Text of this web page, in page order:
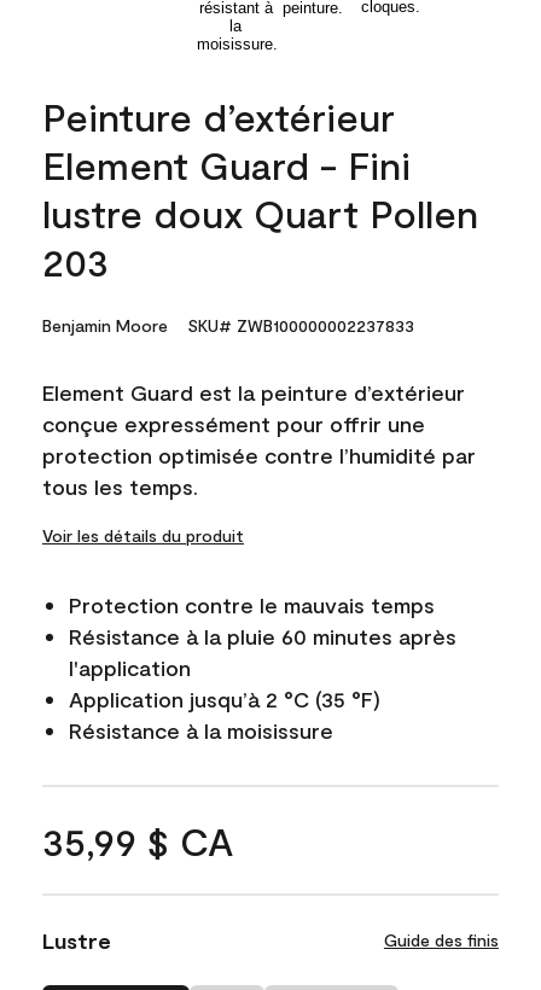
Peinture d’extérieur
Element Guard - Fini
lustre doux Quart Pollen
203
Benjamin Moore SKU# ZWB100000002237833
Element Guard est la peinture d’extérieur
conçue expressément pour offrir une
protection optimisée contre l’humidité par
tous les temps.
Voir les détails du produit
Protection contre le mauvais temps
Résistance à la pluie 60 minutes après
l'application
Application jusqu’à 2 °C (35 °F)
Résistance à la moisissure
35,99 $ CA
Lustre Guide des finis